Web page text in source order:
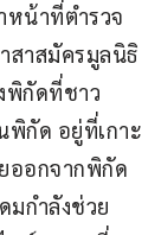
หน้าที่ตำรวจ
สาสมัครมูลนิธิ
พิกัดที่ชาว
กัด อยู่ที่เกาะ
ออกจากพิกัด
มกำลังช่วย